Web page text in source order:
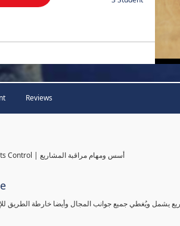
Reviews
Foundations of Projects Control | أسس ومهام مراقبة المشاريع
يشمل ويُغطي جميع جوانب المجال وأيضا خارطة الطريق